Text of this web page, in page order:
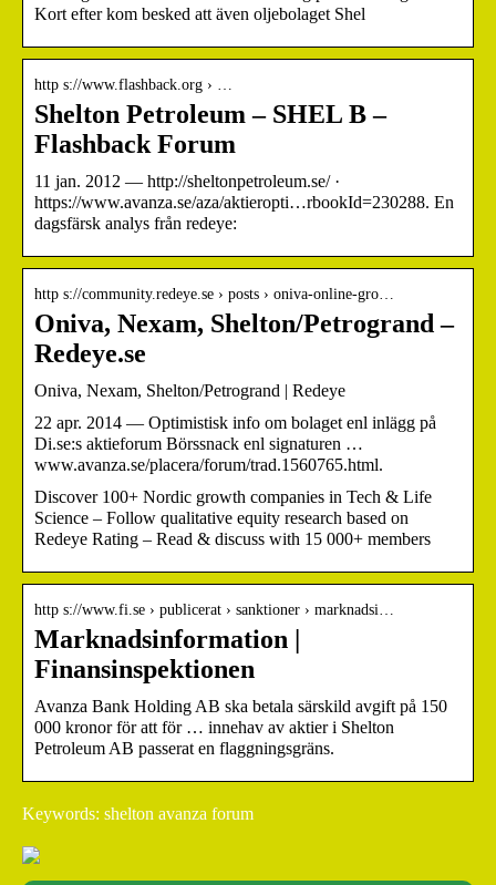
Kort efter kom besked att även oljebolaget Shel
http s://www.flashback.org › …
Shelton Petroleum – SHEL B –
Flashback Forum
11 jan. 2012 — http://sheltonpetroleum.se/ ·
https://www.avanza.se/aza/aktieropti…rbookId=230288. En
dagsfärsk analys från redeye:
http s://community.redeye.se › posts › oniva-online-gro…
Oniva, Nexam, Shelton/Petrogrand –
Redeye.se
Oniva, Nexam, Shelton/Petrogrand | Redeye
22 apr. 2014 — Optimistisk info om bolaget enl inlägg på
Di.se:s aktieforum Börssnack enl signaturen …
www.avanza.se/placera/forum/trad.1560765.html.
Discover 100+ Nordic growth companies in Tech & Life
Science – Follow qualitative equity research based on
Redeye Rating – Read & discuss with 15 000+ members
http s://www.fi.se › publicerat › sanktioner › marknadsi…
Marknadsinformation |
Finansinspektionen
Avanza Bank Holding AB ska betala särskild avgift på 150
000 kronor för att för … innehav av aktier i Shelton
Petroleum AB passerat en flaggningsgräns.
Keywords: shelton avanza forum